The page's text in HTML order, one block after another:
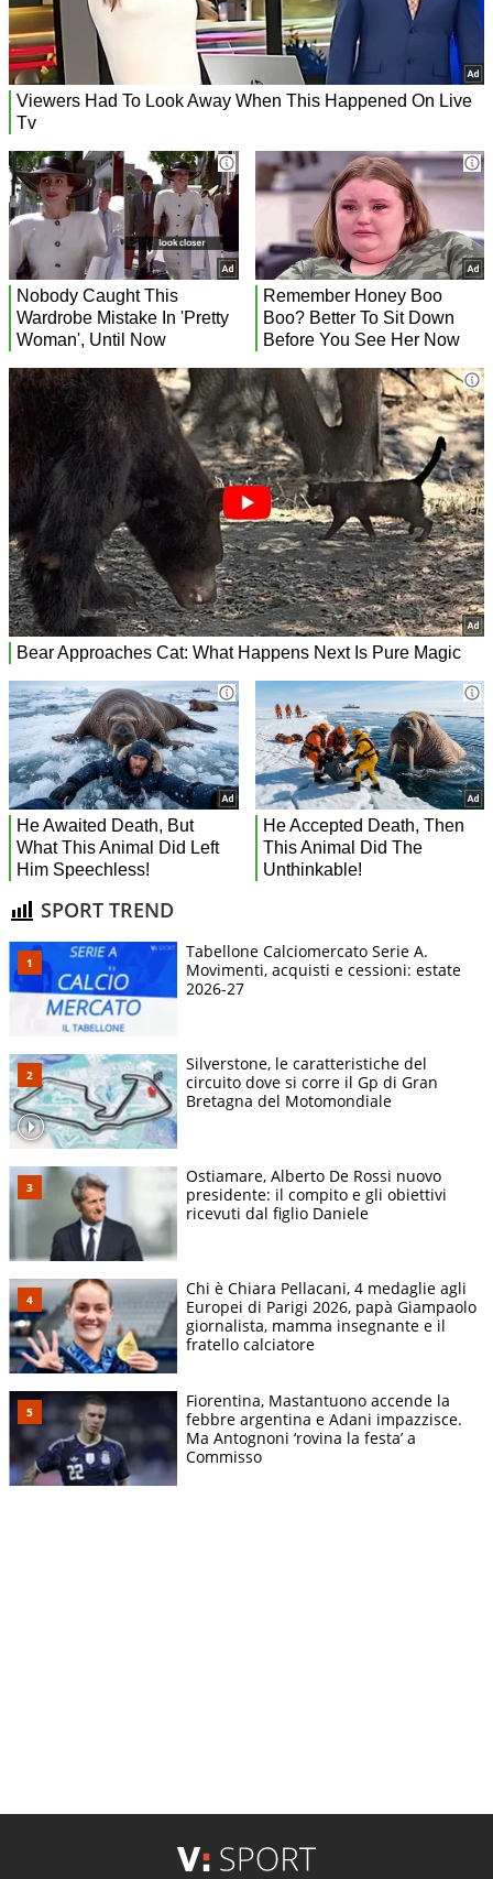
SPORT TREND
Tabellone Calciomercato Serie A.
Movimenti, acquisti e cessioni: estate
2026-27
Silverstone, le caratteristiche del
circuito dove si corre il Gp di Gran
Bretagna del Motomondiale
Ostiamare, Alberto De Rossi nuovo
presidente: il compito e gli obiettivi
ricevuti dal figlio Daniele
Chi è Chiara Pellacani, 4 medaglie agli
Europei di Parigi 2026, papà Giampaolo
giornalista, mamma insegnante e il
fratello calciatore
Fiorentina, Mastantuono accende la
febbre argentina e Adani impazzisce.
Ma Antognoni ‘rovina la festa’ a
Commisso